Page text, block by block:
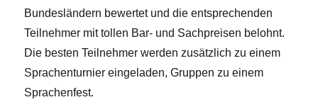
Bundesländern bewertet und die entsprechenden
Teilnehmer mit tollen Bar- und Sachpreisen belohnt.
Die besten Teilnehmer werden zusätzlich zu einem
Sprachenturnier eingeladen, Gruppen zu einem
Sprachenfest.